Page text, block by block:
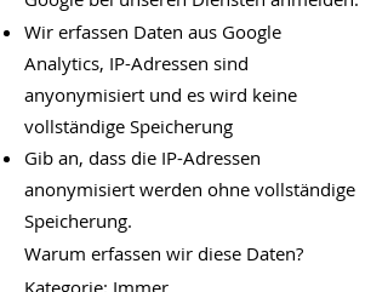
Wir erfassen Daten aus Google
Analytics, IP-Adressen sind
anyonymisiert und es wird keine
vollständige Speicherung
Gib an, dass die IP-Adressen
anonymisiert werden ohne vollständige
Speicherung.
Warum erfassen wir diese Daten?
Kategorie: Immer